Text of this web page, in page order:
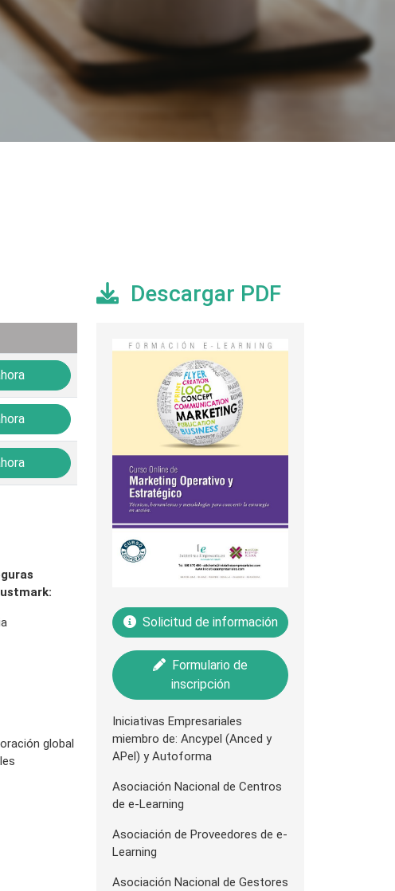
global
Descargar PDF
Solicitud de información
Formulario de
inscripción
Iniciativas Empresariales
miembro de: Ancypel (Anced y
APel) y Autoforma
Asociación Nacional de Centros
de e-Learning
Asociación de Proveedores de e-
Learning
Asociación Nacional de Gestores